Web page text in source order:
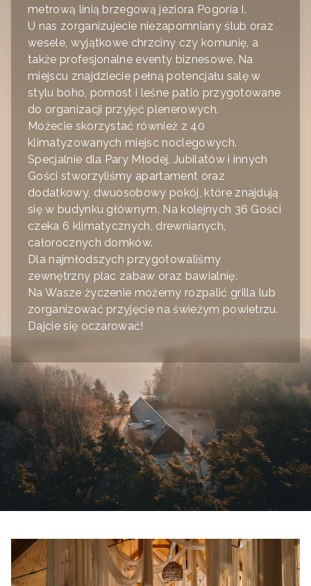
metrową linią brzegową jeziora Pogoria I.
U nas zorganizujecie niezapomniany ślub oraz
wesele, wyjątkowe chrzciny czy komunię, a
także profesjonalne eventy biznesowe. Na
miejscu znajdziecie pełną potencjału salę w
stylu boho, pomost i leśne patio przygotowane
do organizacji przyjęć plenerowych.
Możecie skorzystać również z 40
klimatyzowanych miejsc noclegowych.
Specjalnie dla Pary Młodej, Jubilatów i innych
Gości stworzyliśmy apartament oraz
dodatkowy, dwuosobowy pokój, które znajdują
się w budynku głównym. Na kolejnych 36 Gości
czeka 6 klimatycznych, drewnianych,
całorocznych domków.
Dla najmłodszych przygotowaliśmy
zewnętrzny plac zabaw oraz bawialnię.
Na Wasze życzenie możemy rozpalić grilla lub
zorganizować przyjęcie na świeżym powietrzu.
Dajcie się oczarować!